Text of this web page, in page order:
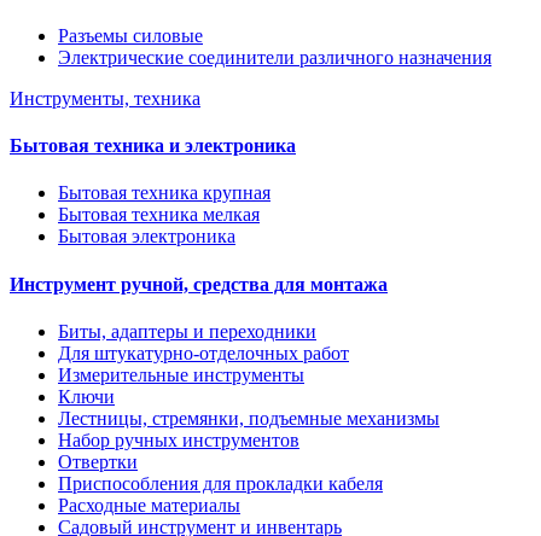
Разъемы силовые
Электрические соединители различного назначения
Инструменты, техника
Бытовая техника и электроника
Бытовая техника крупная
Бытовая техника мелкая
Бытовая электроника
Инструмент ручной, средства для монтажа
Биты, адаптеры и переходники
Для штукатурно-отделочных работ
Измерительные инструменты
Ключи
Лестницы, стремянки, подъемные механизмы
Набор ручных инструментов
Отвертки
Приспособления для прокладки кабеля
Расходные материалы
Садовый инструмент и инвентарь